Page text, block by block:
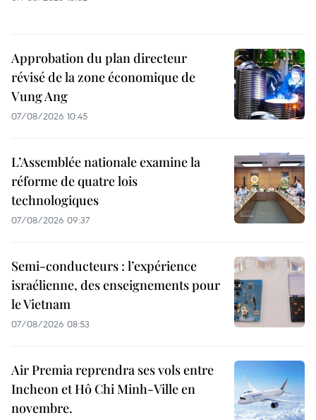
Approbation du plan directeur
révisé de la zone économique de
Vung Ang
07/08/2026 10:45
L’Assemblée nationale examine la
réforme de quatre lois
technologiques
07/08/2026 09:37
Semi-conducteurs : l’expérience
israélienne, des enseignements pour
le Vietnam
07/08/2026 08:53
Air Premia reprendra ses vols entre
Incheon et Hô Chi Minh-Ville en
novembre.